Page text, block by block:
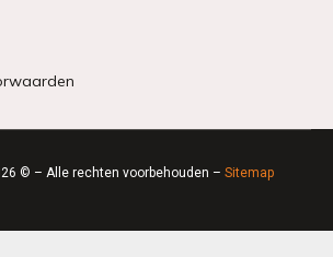
© – Alle rechten voorbehouden – Sitemap